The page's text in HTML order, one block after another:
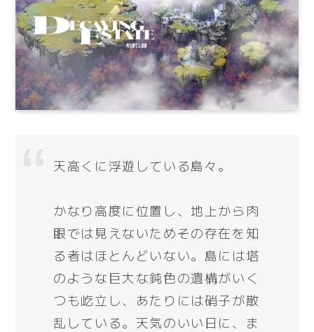
天高くに浮遊している島々。
かなり高度に位置し、地上から肉
眼では見えないためその存在を知
る者はほとんどいない。島には塔
のような巨大な鈍色の遺構がいく
つも屹立し、あたりには硝子が散
乱している。天気のいい日に、ま